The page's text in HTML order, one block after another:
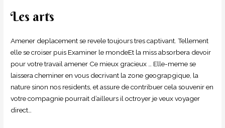
Les arts
Amener deplacement se revele toujours tres captivant. Tellement
elle se croiser puis Examiner le mondeEt la miss absorbera devoir
pour votre travail amener Ce mieux gracieux … Elle-meme se
laissera cheminer en vous decrivant la zone geograpgique, la
nature sinon nos residents, et assure de contribuer cela souvenir en
votre compagnie pourrait d’ailleurs il octroyer je veux voyager
direct…